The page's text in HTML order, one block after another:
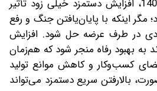
تداوم تورم بالا در سال 1405، افزایش دستمزد خیلی زود تأثیر
مگر اینکه با پایان‌یافتن جنگ و رفع
در طرف عرضه حل شود. افزایش
به بهبود رفاه منجر شود که هم‌زمان
کسب‌وکار و کاهش موانع تولید
بالارفتن سریع دستمزد می‌تواند